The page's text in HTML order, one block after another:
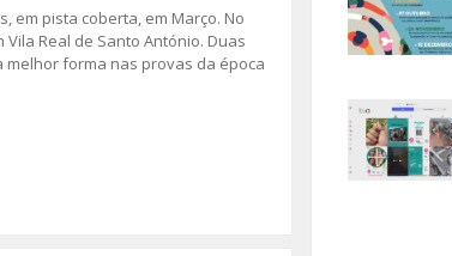
em pista coberta, em Março. No
Real de Santo António. Duas
forma nas provas da época